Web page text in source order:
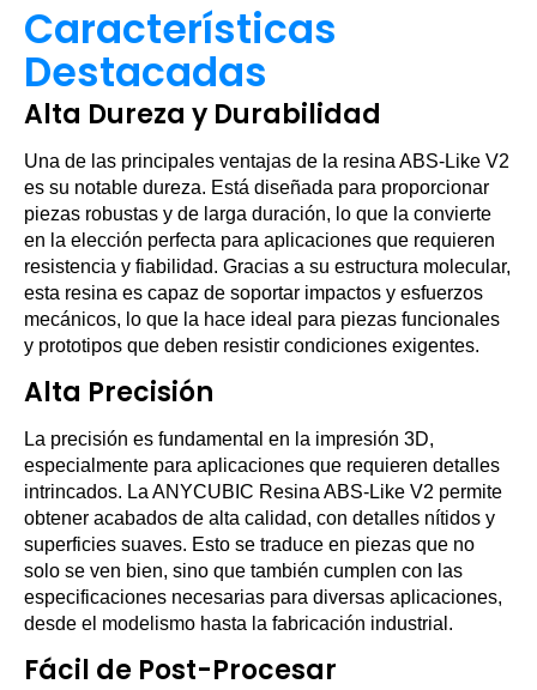
Características
Destacadas
Alta Dureza y Durabilidad
Una de las principales ventajas de la resina ABS-Like V2
es su notable dureza. Está diseñada para proporcionar
piezas robustas y de larga duración, lo que la convierte
en la elección perfecta para aplicaciones que requieren
resistencia y fiabilidad. Gracias a su estructura molecular,
esta resina es capaz de soportar impactos y esfuerzos
mecánicos, lo que la hace ideal para piezas funcionales
y prototipos que deben resistir condiciones exigentes.
Alta Precisión
La precisión es fundamental en la impresión 3D,
especialmente para aplicaciones que requieren detalles
intrincados. La ANYCUBIC Resina ABS-Like V2 permite
obtener acabados de alta calidad, con detalles nítidos y
superficies suaves. Esto se traduce en piezas que no
solo se ven bien, sino que también cumplen con las
especificaciones necesarias para diversas aplicaciones,
desde el modelismo hasta la fabricación industrial.
Fácil de Post-Procesar